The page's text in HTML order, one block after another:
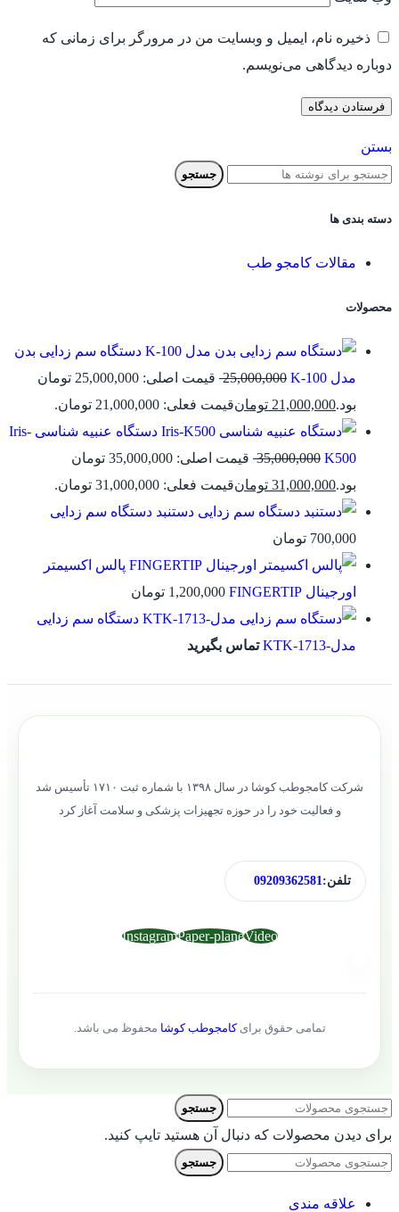
ذخیره نام، ایمیل و وبسایت من در مرورگر برای زمانی که
دوباره دیدگاهی می‌نویسم.
بستن
جستجو
دسته بندی ها
مقالات کامجو طب
محصولات
دستگاه سم زدایی بدن
مدل K-100
25,000,000
قیمت اصلی: 25,000,000 تومان
بود.21,000,000 تومانقیمت فعلی: 21,000,000 تومان.
دستگاه عنبیه شناسی Iris-
K500
35,000,000
قیمت اصلی: 35,000,000 تومان
بود.31,000,000 تومانقیمت فعلی: 31,000,000 تومان.
دستنبد دستگاه سم زدایی
700,000 تومان
پالس اکسیمتر
اورجینال FINGERTIP
1,200,000 تومان
دستگاه سم زدایی
مدل-KTK-1713
تماس بگیرید
شرکت کامجوطب کوشا در سال ۱۳۹۸ با شماره ثبت ۱۷۱۰ تأسیس شد
و فعالیت خود را در حوزه تجهیزات پزشکی و سلامت آغاز کرد
تلفن:09209362581
Video
Paper-plane
Instagram
تمامی حقوق برایکامجوطب کوشا محفوظ می باشد.
جستجو
برای دیدن محصولات که دنبال آن هستید تایپ کنید.
جستجو
علاقه مندی